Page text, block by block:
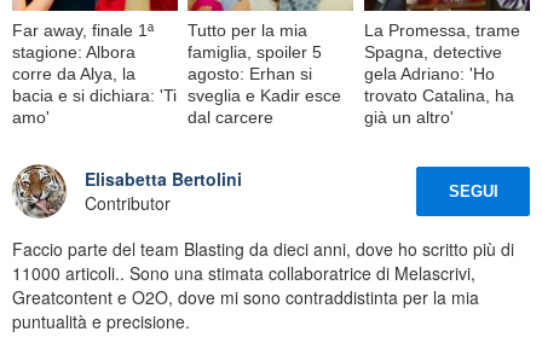
Far away, finale 1ª
stagione: Albora
corre da Alya, la
bacia e si dichiara: 'Ti
amo'
Tutto per la mia
famiglia, spoiler 5
agosto: Erhan si
sveglia e Kadir esce
dal carcere
La Promessa, trame
Spagna, detective
gela Adriano: 'Ho
trovato Catalina, ha
già un altro'
Elisabetta Bertolini
Contributor
SEGUI
Faccio parte del team Blasting da dieci anni, dove ho scritto più di
11000 articoli.. Sono una stimata collaboratrice di Melascrivi,
Greatcontent e O2O, dove mi sono contraddistinta per la mia
puntualità e precisione.